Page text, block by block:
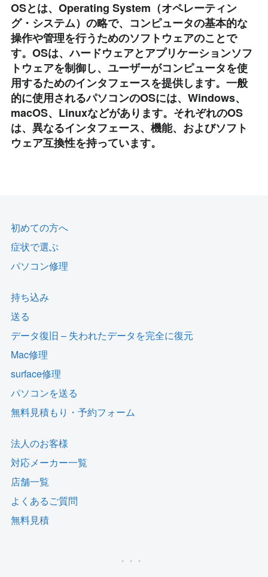
OSとは、Operating System（オペレーティン
グ・システム）の略で、コンピュータの基本的な
操作や管理を行うためのソフトウェアのことで
す。OSは、ハードウェアとアプリケーションソフ
トウェアを制御し、ユーザーがコンピュータを使
用するためのインタフェースを提供します。一般
的に使用されるパソコンのOSには、Windows、
macOS、Linuxなどがあります。それぞれのOS
は、異なるインタフェース、機能、およびソフト
ウェア互換性を持っています。
初めての方へ
症状で選ぶ
パソコン修理
持ち込み
送る
データ復旧 – 失われたデータを完全に復元
Mac修理
surface修理
パソコンを送る
無料見積もり・予約フォーム
法人のお客様
対応メーカー一覧
店舗一覧
よくあるご質問
無料見積